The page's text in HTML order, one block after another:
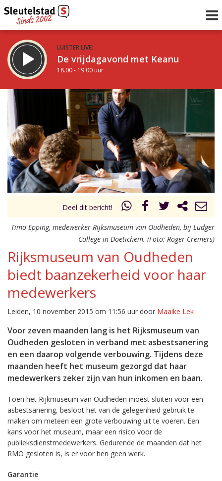
LUISTER LIVE:
De vrijdagavond met Keanu
18.00 - 19.00 uur
STRAKS:
De Vrijdagavond met Gijs
19.00 - 21.00 uur
Vorig uur
uur 1 van 0
Inklappen
Deel dit bericht!
Timo Epping, medewerker Rijksmuseum van Oudheden, bij Ludger
College in Doetichem. (Foto: Roger Cremers)
Rijksmuseum van Oudheden
biedt baanzekerheid voor haar
medewerkers
Leiden, 10 november 2015 om 11:56 uur door Maaike Lek
Voor zeven maanden lang is het Rijksmuseum van
Oudheden gesloten in verband met asbestsanering
en een daarop volgende verbouwing. Tijdens deze
maanden heeft het museum gezorgd dat haar
medewerkers zeker zijn van hun inkomen en baan.
Toen het Rijkmuseum van Oudheden moest sluiten voor een
asbestsanering, besloot het van de gelegenheid gebruik te
maken om meteen een grote verbouwing uit te voeren. Een
kans voor het museum, maar een risico voor de
publieksdienstmedewerkers. Gedurende de maanden dat het
RMO gesloten is, is er voor hen geen werk.
Garantie